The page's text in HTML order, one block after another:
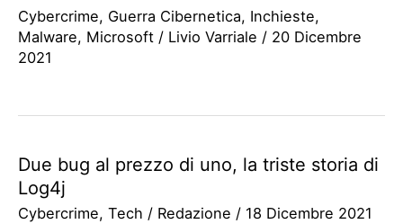
Cybercrime, Guerra Cibernetica, Inchieste,
Malware, Microsoft / Livio Varriale / 20 Dicembre
2021
Due bug al prezzo di uno, la triste storia di
Log4j
Cybercrime, Tech / Redazione / 18 Dicembre 2021